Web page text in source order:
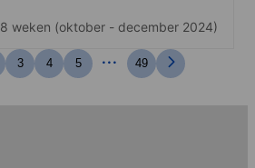
8 weken (oktober - december 2024)
3 4 5 ... 49